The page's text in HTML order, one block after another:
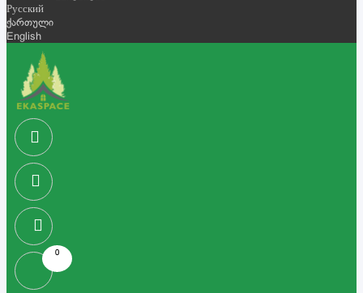
Русский
ქართული
English
0